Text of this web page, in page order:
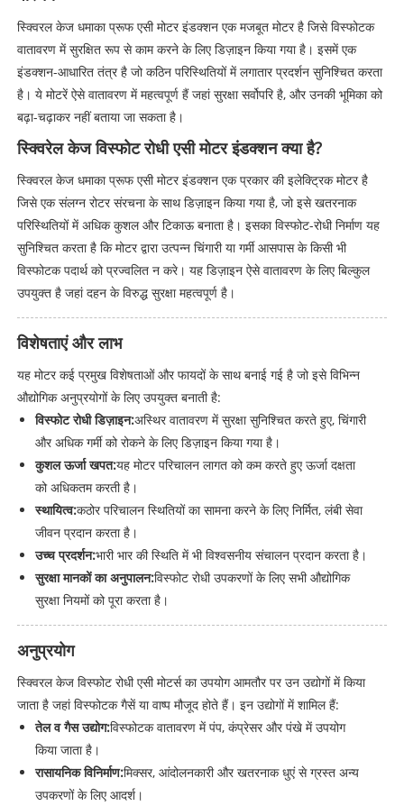
स्क्विरल केज धमाका प्रूफ एसी मोटर इंडक्शन एक मजबूत मोटर है जिसे विस्फोटक
वातावरण में सुरक्षित रूप से काम करने के लिए डिज़ाइन किया गया है। इसमें एक
इंडक्शन-आधारित तंत्र है जो कठिन परिस्थितियों में लगातार प्रदर्शन सुनिश्चित करता
है। ये मोटरें ऐसे वातावरण में महत्वपूर्ण हैं जहां सुरक्षा सर्वोपरि है, और उनकी भूमिका को
बढ़ा-चढ़ाकर नहीं बताया जा सकता है।
स्क्विरेल केज विस्फोट रोधी एसी मोटर इंडक्शन क्या है?
स्क्विरल केज धमाका प्रूफ एसी मोटर इंडक्शन एक प्रकार की इलेक्ट्रिक मोटर है
जिसे एक संलग्न रोटर संरचना के साथ डिज़ाइन किया गया है, जो इसे खतरनाक
परिस्थितियों में अधिक कुशल और टिकाऊ बनाता है। इसका विस्फोट-रोधी निर्माण यह
सुनिश्चित करता है कि मोटर द्वारा उत्पन्न चिंगारी या गर्मी आसपास के किसी भी
विस्फोटक पदार्थ को प्रज्वलित न करे। यह डिज़ाइन ऐसे वातावरण के लिए बिल्कुल
उपयुक्त है जहां दहन के विरुद्ध सुरक्षा महत्वपूर्ण है।
विशेषताएं और लाभ
यह मोटर कई प्रमुख विशेषताओं और फायदों के साथ बनाई गई है जो इसे विभिन्न
औद्योगिक अनुप्रयोगों के लिए उपयुक्त बनाती है:
विस्फोट रोधी डिज़ाइन:अस्थिर वातावरण में सुरक्षा सुनिश्चित करते हुए, चिंगारी
और अधिक गर्मी को रोकने के लिए डिज़ाइन किया गया है।
कुशल ऊर्जा खपत:यह मोटर परिचालन लागत को कम करते हुए ऊर्जा दक्षता
को अधिकतम करती है।
स्थायित्व:कठोर परिचालन स्थितियों का सामना करने के लिए निर्मित, लंबी सेवा
जीवन प्रदान करता है।
उच्च प्रदर्शन:भारी भार की स्थिति में भी विश्वसनीय संचालन प्रदान करता है।
सुरक्षा मानकों का अनुपालन:विस्फोट रोधी उपकरणों के लिए सभी औद्योगिक
सुरक्षा नियमों को पूरा करता है।
अनुप्रयोग
स्क्विरल केज विस्फोट रोधी एसी मोटर्स का उपयोग आमतौर पर उन उद्योगों में किया
जाता है जहां विस्फोटक गैसें या वाष्प मौजूद होते हैं। इन उद्योगों में शामिल हैं:
तेल व गैस उद्योग:विस्फोटक वातावरण में पंप, कंप्रेसर और पंखे में उपयोग
किया जाता है।
रासायनिक विनिर्माण:मिक्सर, आंदोलनकारी और खतरनाक धुएं से ग्रस्त अन्य
उपकरणों के लिए आदर्श।